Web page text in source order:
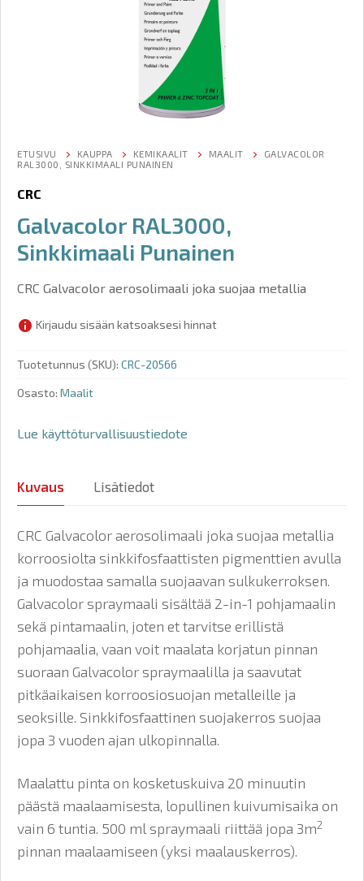
ETUSIVU KAUPPA KEMIKAALIT MAALIT
GALVACOLOR
RAL3000, SINKKIMAALI PUNAINEN
CRC
Galvacolor RAL3000,
Sinkkimaali Punainen
CRC Galvacolor aerosolimaali joka suojaa metallia
Kirjaudu sisään katsoaksesi hinnat
Tuotetunnus (SKU): CRC-20566
Osasto: Maalit
Lue käyttöturvallisuustiedote
Kuvaus Lisätiedot
CRC Galvacolor aerosolimaali joka suojaa metallia
korroosiolta sinkkifosfaattisten pigmenttien avulla
ja muodostaa samalla suojaavan sulkukerroksen.
Galvacolor spraymaali sisältää 2-in-1 pohjamaalin
sekä pintamaalin, joten et tarvitse erillistä
pohjamaalia, vaan voit maalata korjatun pinnan
suoraan Galvacolor spraymaalilla ja saavutat
pitkäaikaisen korroosiosuojan metalleille ja
seoksille. Sinkkifosfaattinen suojakerros suojaa
jopa 3 vuoden ajan ulkopinnalla.
Maalattu pinta on kosketuskuiva 20 minuutin
päästä maalaamisesta, lopullinen kuivumisaika on
vain 6 tuntia. 500 ml spraymaali riittää jopa 3m2
pinnan maalaamiseen (yksi maalauskerros).